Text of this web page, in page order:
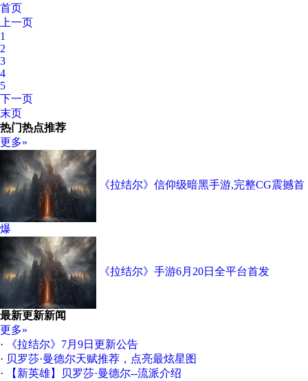
首页
上一页
1
2
3
4
5
下一页
末页
热门热点推荐
更多»
《拉结尔》信仰级暗黑手游,完整CG震撼首
爆
《拉结尔》手游6月20日全平台首发
最新更新新闻
更多»
·
《拉结尔》7月9日更新公告
· 贝罗莎·曼德尔天赋推荐，点亮最炫星图
·
【新英雄】贝罗莎·曼德尔--流派介绍